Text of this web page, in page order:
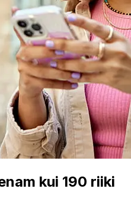
kui 190 riiki